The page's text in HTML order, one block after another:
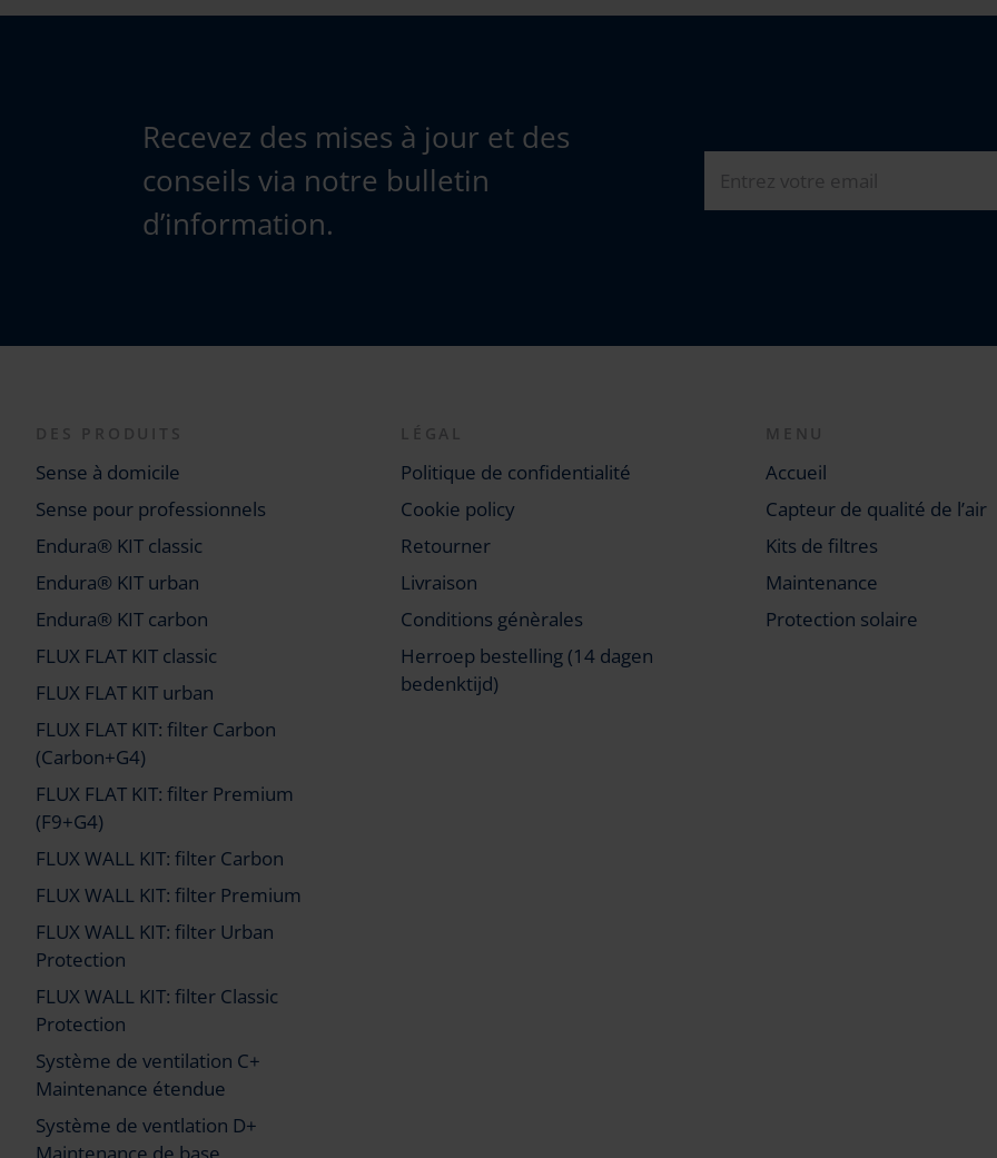
Recevez des mises à jour et des
conseils via notre bulletin
d’information.
DES PRODUITS
Sense à domicile
Sense pour professionnels
Endura® KIT classic
Endura® KIT urban
Endura® KIT carbon
FLUX FLAT KIT classic
FLUX FLAT KIT urban
FLUX FLAT KIT: filter Carbon
(Carbon+G4)
FLUX FLAT KIT: filter Premium
(F9+G4)
FLUX WALL KIT: filter Carbon
FLUX WALL KIT: filter Premium
FLUX WALL KIT: filter Urban
Protection
FLUX WALL KIT: filter Classic
Protection
Système de ventilation C+
Maintenance étendue
Système de ventlation D+
LÉGAL
Politique de confidentialité
Cookie policy
Retourner
Livraison
Conditions génèrales
Herroep bestelling (14 dagen
bedenktijd)
MENU
Accueil
Capteur de qualité de l’air
Kits de filtres
Maintenance
Protection solaire